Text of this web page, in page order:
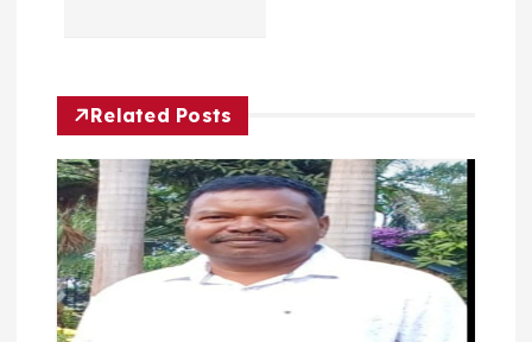
g
a
t
Related Posts